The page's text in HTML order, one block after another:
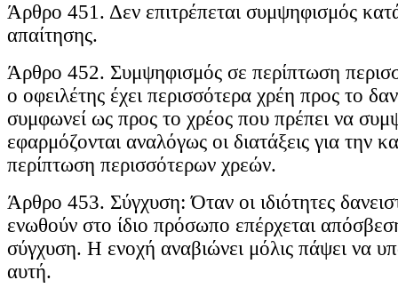
Άρθρο 451. Δεν επιτρέπεται συμψηφισμός
απαίτησης.
Άρθρο 452. Συμψηφισμός σε περίπτωση
ο οφειλέτης έχει περισσότερα χρέη προς το
συμφωνεί ως προς το χρέος που πρέπει να
εφαρμόζονται αναλόγως οι διατάξεις για την
περίπτωση περισσότερων χρεών.
Άρθρο 453. Σύγχυση: Όταν οι ιδιότητες
ενωθούν στο ίδιο πρόσωπο επέρχεται
σύγχυση. Η ενοχή αναβιώνει μόλις πάψει να
αυτή.